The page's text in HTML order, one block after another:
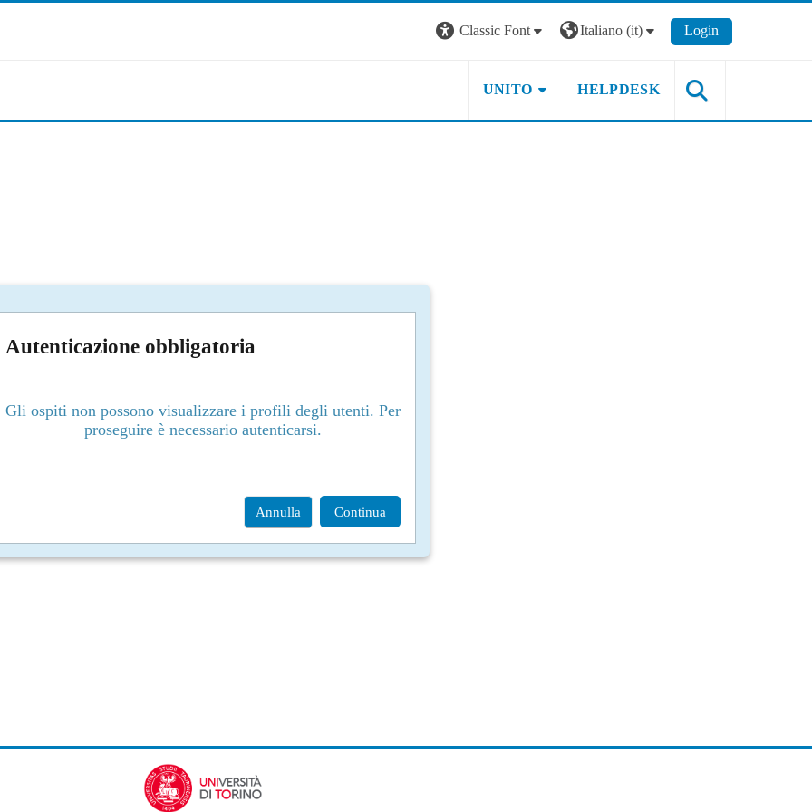
Classic Font
Italiano ‎(it)‎ Login
UNITO HELPDESK
Autenticazione obbligatoria
Gli ospiti non possono visualizzare i profili degli utenti. Per
proseguire è necessario autenticarsi.
Annulla Continua